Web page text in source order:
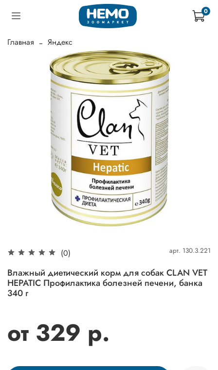
0
Главная Яндекс
(0) арт. 130.3.221
Влажный диетический корм для собак CLAN VET
HEPATIC Профилактика болезней печени, банка
340 г
от 329 р.